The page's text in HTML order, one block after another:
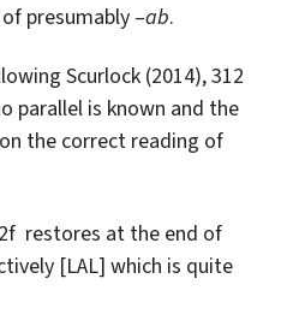
presumably –ab.
Scurlock (2014), 312
parallel is known and the
the correct reading of
restores at the end of
[LAL] which is quite